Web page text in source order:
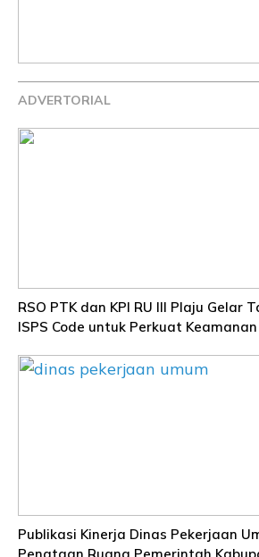
ADVERTORIAL
RSO PTK dan KPI RU III Plaju Gelar
ISPS Code untuk Perkuat
Publikasi Kinerja Dinas Pekerjaan